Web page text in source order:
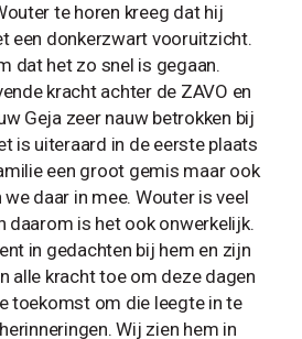
te horen kreeg dat hij
een donkerzwart vooruitzicht.
dat het zo snel is gegaan.
kracht achter de ZAVO en
Geja zeer nauw betrokken bij
is uiteraard in de eerste plaats
een groot gemis maar ook
daar in mee. Wouter is veel
daarom is het ook onwerkelijk.
in gedachten bij hem en zijn
alle kracht toe om deze dagen
toekomst om die leegte in te
Wij zien hem in